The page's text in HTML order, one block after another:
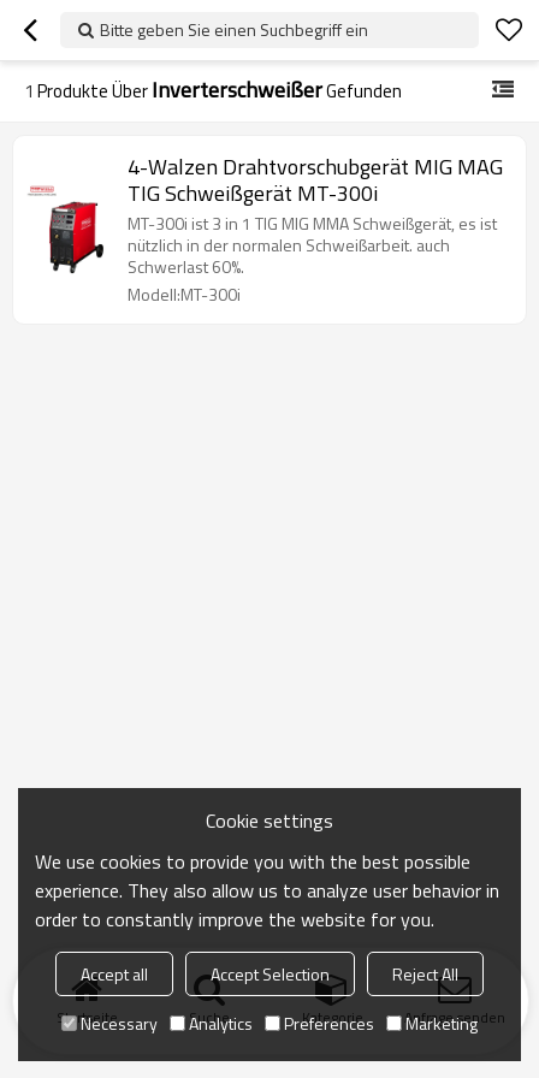
Bitte geben Sie einen Suchbegriff ein
1 Produkte ÜberInverterschweißerGefunden
4-Walzen Drahtvorschubgerät MIG MAG
TIG Schweißgerät MT-300i
MT-300i ist 3 in 1 TIG MIG MMA Schweißgerät, es ist
nützlich in der normalen Schweißarbeit. auch
Schwerlast 60%.
Modell:MT-300i
Startseite Suche Kategorie Anfrage senden
Cookie settings
We use cookies to provide you with the best possible
experience. They also allow us to analyze user behavior in
order to constantly improve the website for you.
Accept all Accept Selection
Reject All
Necessary
Analytics Preferences Marketing